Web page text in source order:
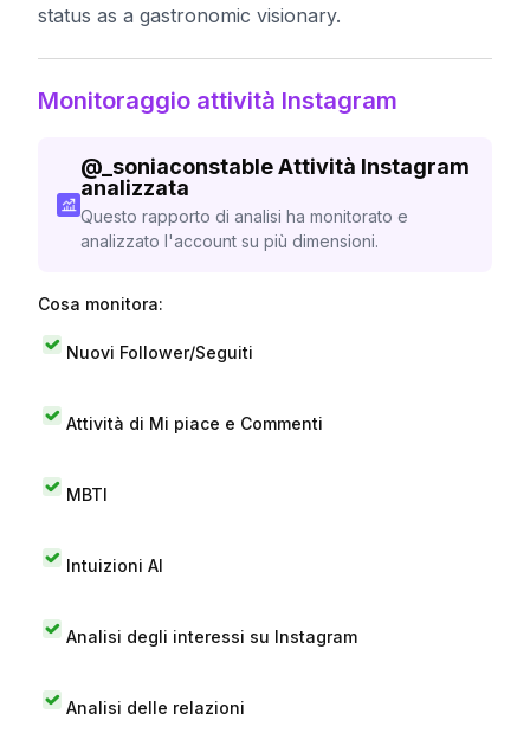
status as a gastronomic visionary.
Monitoraggio attività Instagram
@_soniaconstableAttività Instagram
analizzata
Questo rapporto di analisi ha monitorato e
analizzato l'account su più dimensioni.
Cosa monitora:
Nuovi Follower/Seguiti
Attività di Mi piace e Commenti
MBTI
Intuizioni AI
Analisi degli interessi su Instagram
Analisi delle relazioni